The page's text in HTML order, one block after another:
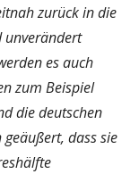
zurück in die
unverändert
es auch
zum Beispiel
die deutschen
dass sie